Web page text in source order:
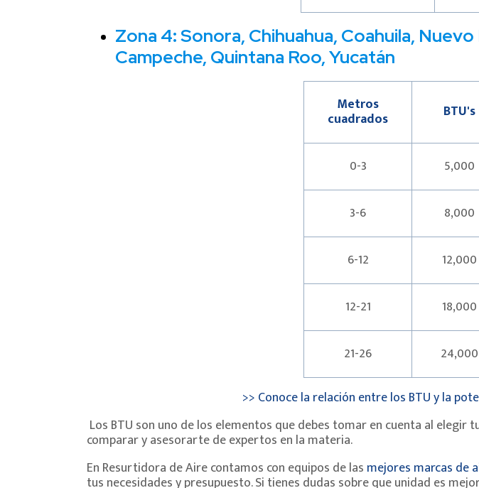
Zona 4: Sonora, Chihuahua, Coahuila,
Campeche, Quintana Roo, Yucatán
Metros
cuadrados BTU's
0-3 5,000
3-6 8,000
6-12 12,000
12-21 18,000
21-26 24,000
>> Conoce la relación entre los BTU y la
Los BTU son uno de los elementos que debes tomar en cuenta al
comparar y asesorarte de expertos en la materia.
En Resurtidora de Aire contamos con equipos de las mejores marcas de
tus necesidades y presupuesto. Si tienes dudas sobre que unidad es